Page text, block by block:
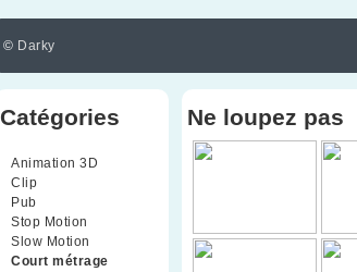
© Darky
Catégories
Animation 3D
Clip
Pub
Stop Motion
Slow Motion
Court métrage
Ne loupez pas